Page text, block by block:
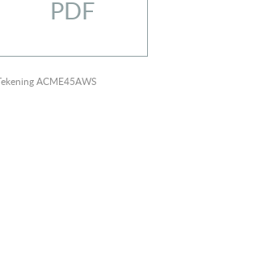
PDF
Tekening ACME45AWS